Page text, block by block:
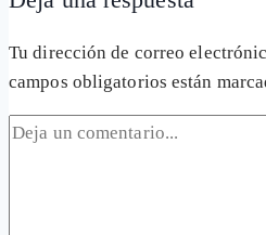
Tu dirección de correo
campos obligatorios están